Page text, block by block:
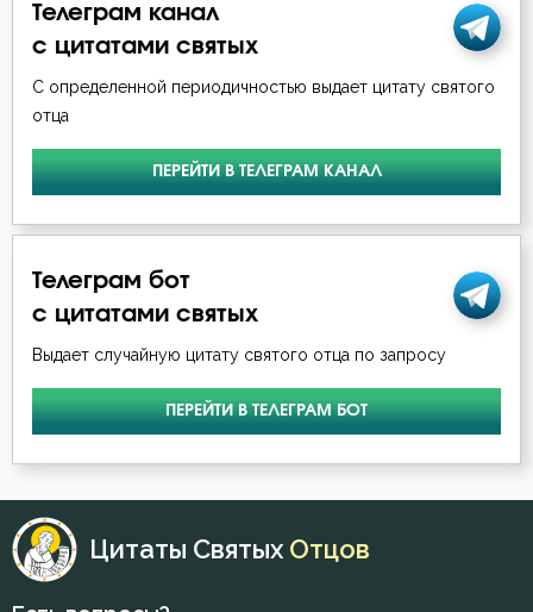
Телеграм канал
с цитатами святых
С определенной периодичностью выдает цитату святого
отца
ПЕРЕЙТИ В ТЕЛЕГРАМ КАНАЛ
Телеграм бот
с цитатами святых
Выдает случайную цитату святого отца по запросу
ПЕРЕЙТИ В ТЕЛЕГРАМ БОТ
Цитаты Святых Отцов